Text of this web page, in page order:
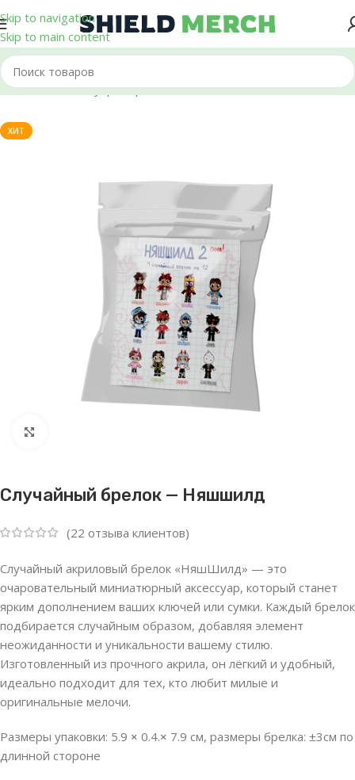
Skip to navigation
Skip to main content
Главная/Аксессуары/Брелоки
ХИТ
Случайный брелок — Няшшилд
(22 отзыва клиентов)
Случайный акриловый брелок «НяшШилд» — это
очаровательный миниатюрный аксессуар, который станет
ярким дополнением ваших ключей или сумки. Каждый брелок
подбирается случайным образом, добавляя элемент
неожиданности и уникальности вашему стилю.
Изготовленный из прочного акрила, он лёгкий и удобный,
идеально подходит для тех, кто любит милые и
оригинальные мелочи.
Размеры упаковки: 5.9 × 0.4.× 7.9 см, размеры брелка: ±3см по
длинной стороне